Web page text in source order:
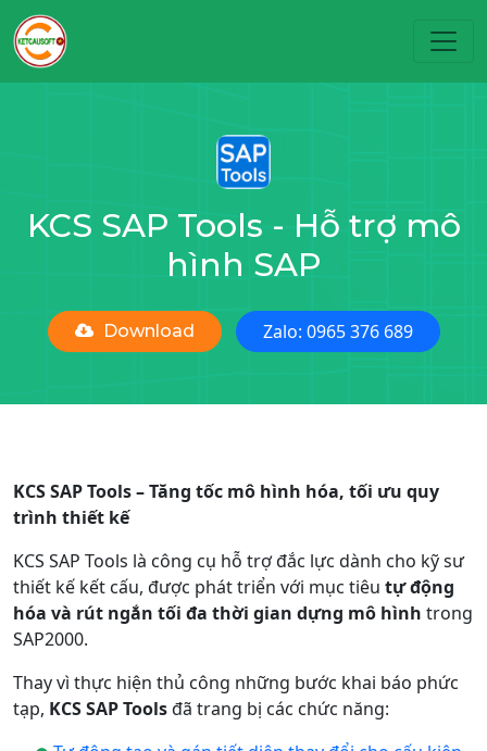
KCS SAP Tools - Hỗ trợ mô
hình SAP
Download Zalo: 0965 376 689
KCS SAP Tools – Tăng tốc mô hình hóa, tối ưu quy
trình thiết kế
KCS SAP Tools là công cụ hỗ trợ đắc lực dành cho kỹ sư
thiết kế kết cấu, được phát triển với mục tiêu tự động
hóa và rút ngắn tối đa thời gian dựng mô hình trong
SAP2000.
Thay vì thực hiện thủ công những bước khai báo phức
tạp, KCS SAP Toolsđã trang bị các chức năng: